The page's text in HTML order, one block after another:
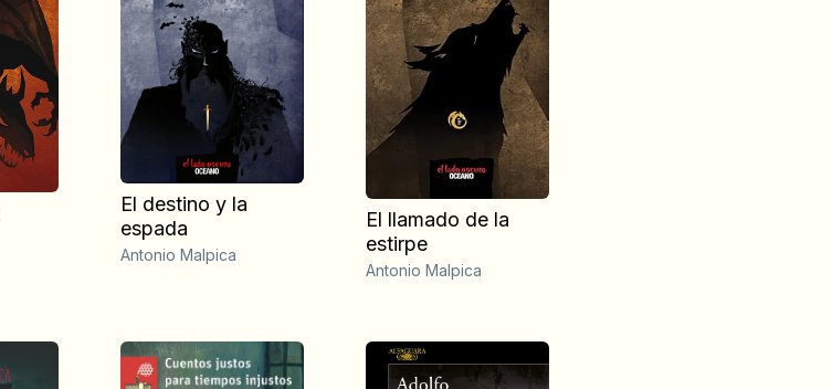
El destino y la
espada
Antonio Malpica
El llamado de la
estirpe
Antonio Malpica